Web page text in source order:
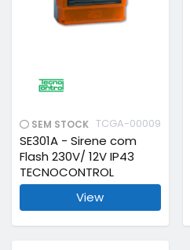
SEM STOCK TCGA-00009
SE301A - Sirene com
Flash 230V/ 12V IP43
TECNOCONTROL
View